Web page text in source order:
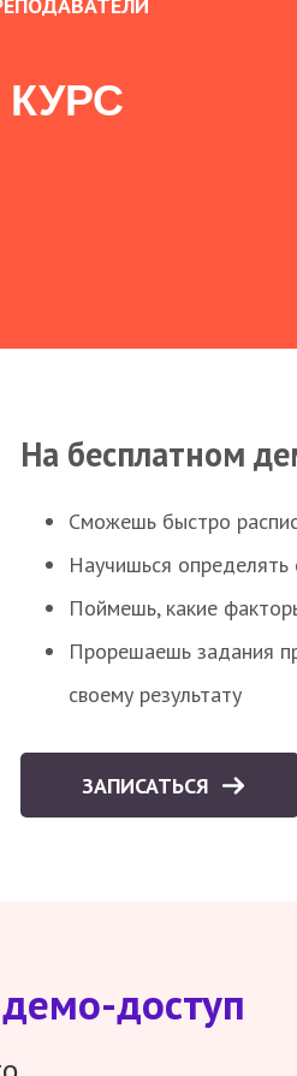
На бесплатном
Сможешь быстро
Научишься определять
Поймешь, какие
Прорешаешь задания
своему результату
ЗАПИСАТЬСЯ
доступ